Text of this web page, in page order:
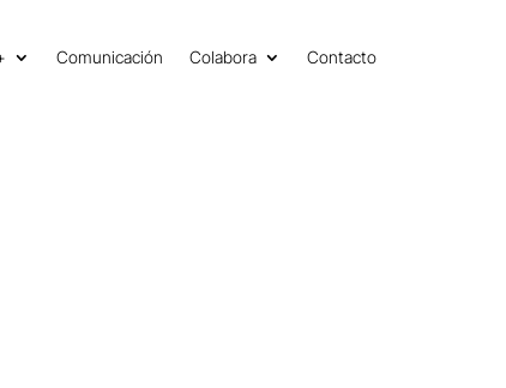
Comunicación Colabora Contacto